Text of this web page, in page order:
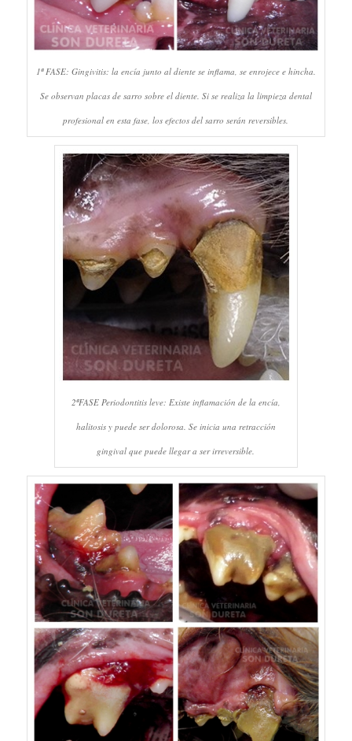
1ª FASE: Gingivitis: la encía junto al diente se inflama, se enrojece e hincha.
Se observan placas de sarro sobre el diente. Si se realiza la limpieza dental
profesional en esta fase, los efectos del sarro serán reversibles.
2ªFASE Periodontitis leve: Existe inflamación de la encía,
halitosis y puede ser dolorosa. Se inicia una retracción
gingival que puede llegar a ser irreversible.